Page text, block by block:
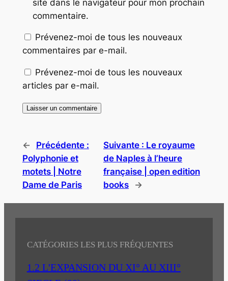
site dans le navigateur pour mon prochain
commentaire.
Prévenez-moi de tous les nouveaux
commentaires par e-mail.
Prévenez-moi de tous les nouveaux
articles par e-mail.
←
Précédente :
Polyphonie et
motets | Notre
Dame de Paris
Suivante : Le royaume
de Naples à l’heure
française | open edition
books
→
CATÉGORIES LES PLUS FRÉQUENTES
1.2 L'EXPANSION DU XI° AU XIII°